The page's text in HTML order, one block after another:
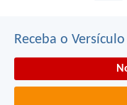
Receba o